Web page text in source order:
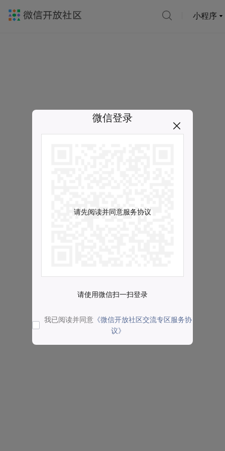
小程序
微信登录
请先阅读并同意服务协议
请使用微信扫一扫登录
我已阅读并同意 《微信开放社区交流专区服务协
议》